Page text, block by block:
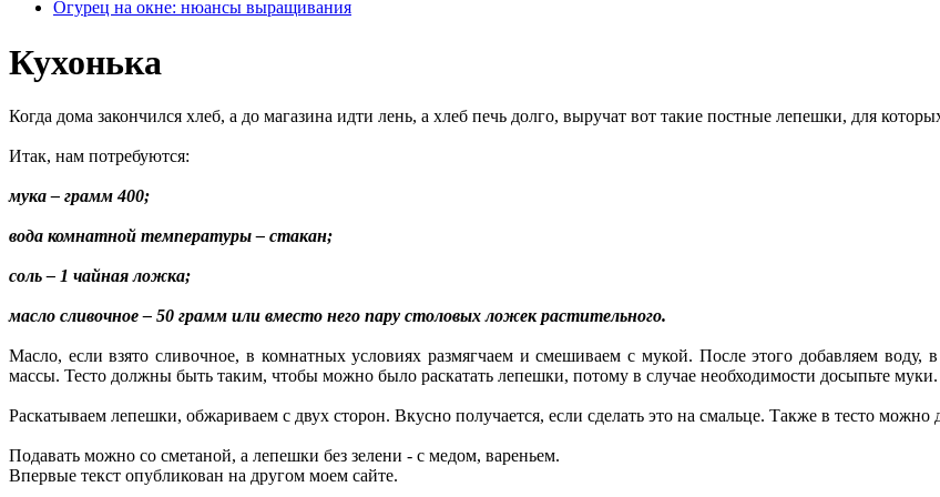
Огурец на окне: нюансы выращивания
Кухонька
Когда дома закончился хлеб, а до магазина идти лень, а хлеб печь долго, выручат вот такие постные лепешки, для
Итак, нам потребуются:
мука – грамм 400;
вода комнатной температуры – стакан;
соль – 1 чайная ложка;
масло сливочное – 50 грамм или вместо него пару столовых ложек растительного.
Масло, если взято сливочное, в комнатных условиях размягчаем и смешиваем с мукой. После этого добавляем
массы. Тесто должны быть таким, чтобы можно было раскатать лепешки, потому в случае необходимости досыпьте муки.
Раскатываем лепешки, обжариваем с двух сторон. Вкусно получается, если сделать это на смальце. Также в тесто
Подавать можно со сметаной, а лепешки без зелени - с медом, вареньем.
Впервые текст опубликован на другом моем сайте.